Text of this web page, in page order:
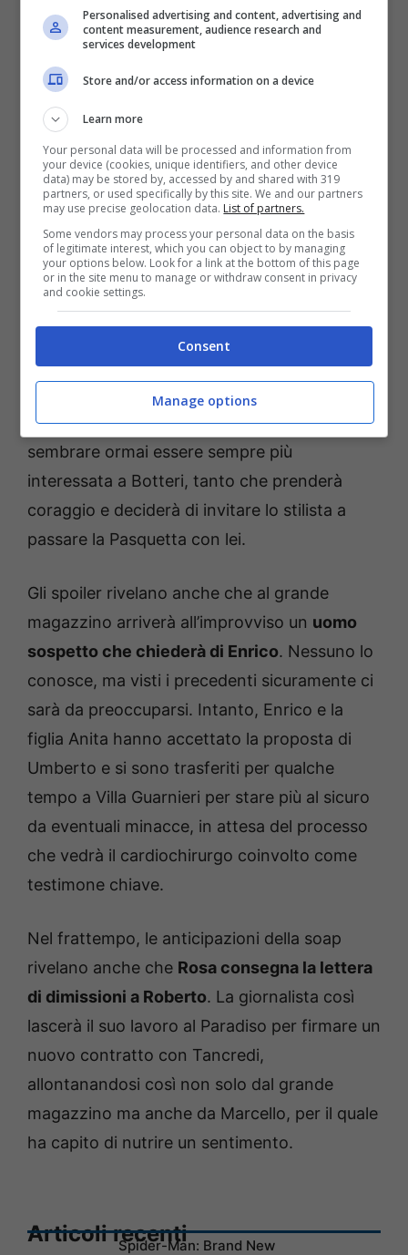
Il Paradiso, spoiler 17 aprile: l’arrivo di un uomo sconvolgere
(RaiPlay) – ot11ot2.it
Dopo gli ultimi eventi che lo hanno coinvolto,
Matteo
sentimenti per Odileed è pronto per
accontentarsi solo di una bella amicizia con la
figlia di Adelaide. Per quanto riguarda Delia,
sembrare ormai essere sempre più
interessata a Botteri, tanto che prenderà
coraggio e deciderà di invitare lo stilista a
passare la Pasquetta con lei.
Gli spoiler rivelano anche che al grande
magazzino arriverà all’improvviso un uomo
sospetto che chiederà di Enrico. Nessuno lo
conosce, ma visti i precedenti sicuramente ci
sarà da preoccuparsi. Intanto, Enrico e la
figlia Anita hanno accettato la proposta di
Umberto e si sono trasferiti per qualche
tempo a Villa Guarnieri per stare più al sicuro
da eventuali minacce, in attesa del processo
che vedrà il cardiochirurgo coinvolto come
testimone chiave.
Nel frattempo, le anticipazioni della soap
rivelano anche che Rosa consegna la lettera
di dimissioni a Roberto. La giornalista così
lascerà il suo lavoro al Paradiso per firmare un
nuovo contratto con Tancredi,
allontanandosi così non solo dal grande
magazzino ma anche da Marcello, per il quale
ha capito di nutrire un sentimento.
Articoli recentiSpider-Man: Brand New
Personalised advertising and content, advertising and
content measurement, audience research and
services development
Store and/or access information on a device
Learn more
Your personal data will be processed and information from
your device (cookies, unique identifiers, and other device
data) may be stored by, accessed by and shared with 319
partners, or used specifically by this site. We and our partners
may use precise geolocation data. List of partners.
Some vendors may process your personal data on the basis
of legitimate interest, which you can object to by managing
your options below. Look for a link at the bottom of this page
or in the site menu to manage or withdraw consent in privacy
and cookie settings.
Consent
Manage options